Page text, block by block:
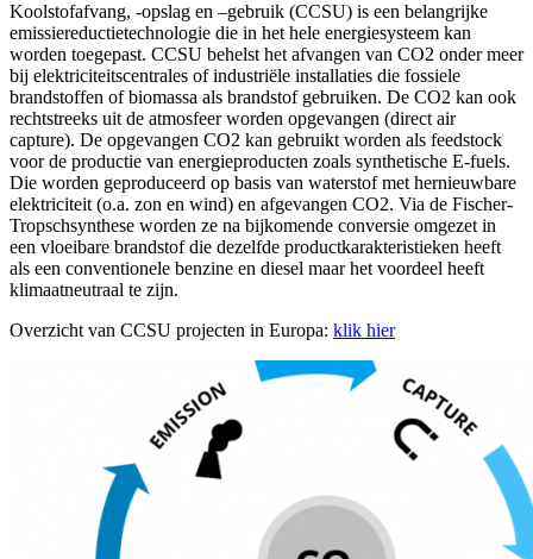
Koolstofafvang, -opslag en –gebruik (CCSU) is een belangrijke
emissiereductietechnologie die in het hele energiesysteem kan
worden toegepast. CCSU behelst het afvangen van CO2 onder meer
bij elektriciteitscentrales of industriële installaties die fossiele
brandstoffen of biomassa als brandstof gebruiken. De CO2 kan ook
rechtstreeks uit de atmosfeer worden opgevangen (direct air
capture). De opgevangen CO2 kan gebruikt worden als feedstock
voor de productie van energieproducten zoals synthetische E-fuels.
Die worden geproduceerd op basis van waterstof met hernieuwbare
elektriciteit (o.a. zon en wind) en afgevangen CO2. Via de Fischer-
Tropschsynthese worden ze na bijkomende conversie omgezet in
een vloeibare brandstof die dezelfde productkarakteristieken heeft
als een conventionele benzine en diesel maar het voordeel heeft
klimaatneutraal te zijn.
Overzicht van CCSU projecten in Europa: klik hier